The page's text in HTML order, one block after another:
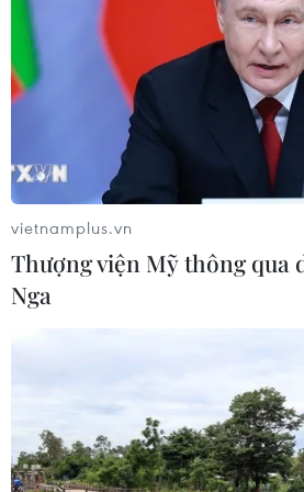
công, sẽ cán mốc vận hành từ
4/2027
08/08/2026 04:30
Metro Nhổn-Ga Hà Nội đã
hơn 14 triệu lượt khách sau 2
khai thác
Cảnh sát giao thông triển khai
dịch nâng cao kỹ năng lái xe
07/08/2026 14:37
Tháng 12/2026 hoàn thành mở
vietnamplus.vn
Thượng viện Mỹ thông qua
Nga